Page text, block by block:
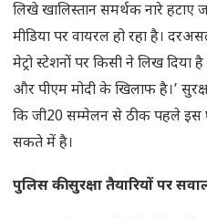
लिखे खालिस्तान समर्थक नारे हटाए
मीडिया पर वायरल हो रहा है।
मेट्रो स्टेशनों पर किसी ने लिख दिया
और पीएम मोदी के खिलाफ है।’
कि जी20 सम्मेलन से ठीक पहले इस
सकते में है।
पुलिस की सुरक्षा तैयारियों पर